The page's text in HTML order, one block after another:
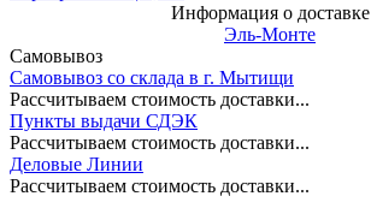
Информация о доставке
Эль-Монте
Самовывоз
Самовывоз со склада в г. Мытищи
Рассчитываем стоимость доставки...
Пункты выдачи СДЭК
Рассчитываем стоимость доставки...
Деловые Линии
Рассчитываем стоимость доставки...